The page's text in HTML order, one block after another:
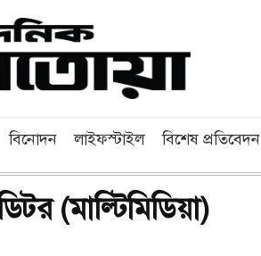
বিনোদন লাইফস্টাইল বিশেষ প্রতিবেদন
(মাল্টিমিডিয়া)